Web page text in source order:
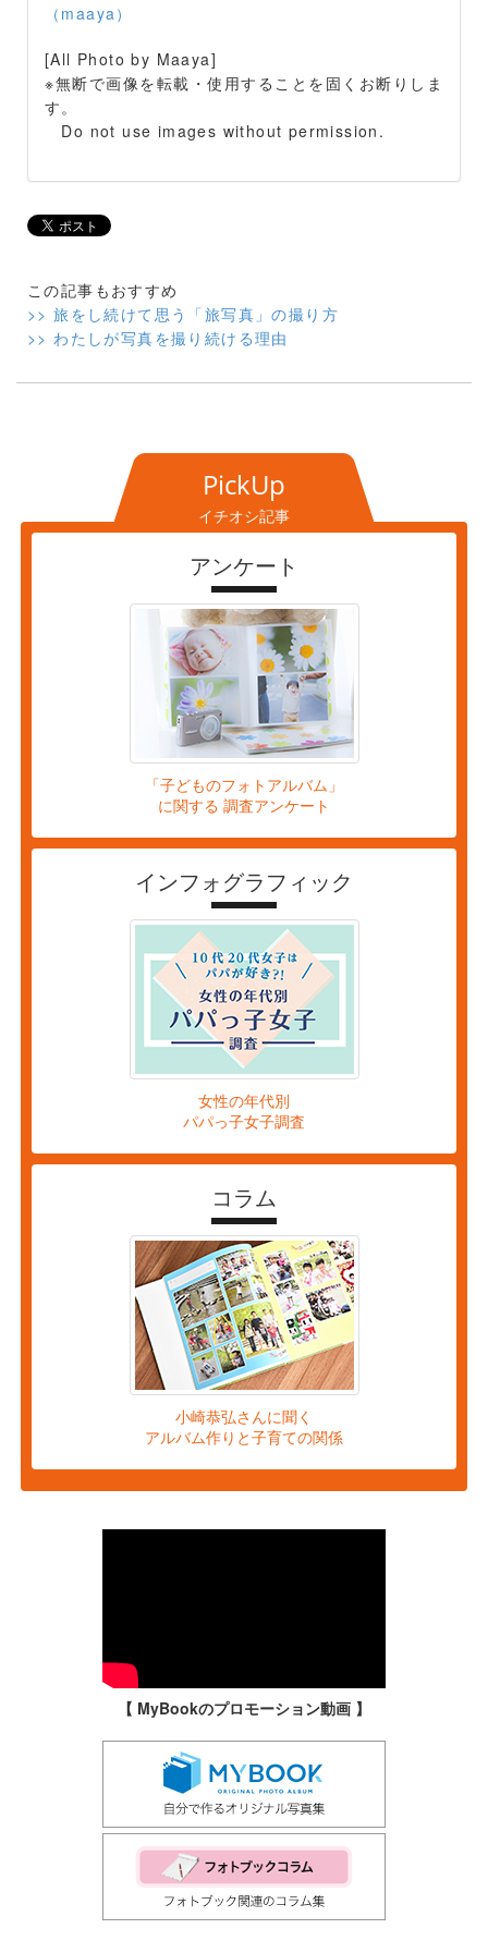
（maaya）
[All Photo by Maaya]
※無断で画像を転載・使用することを固くお断りしま
す。
Do not use images without permission.
この記事もおすすめ
>> 旅をし続けて思う「旅写真」の撮り方
>> わたしが写真を撮り続ける理由
PickUp
イチオシ記事
アンケート
「子どものフォトアルバム」
に関する 調査アンケート
インフォグラフィック
女性の年代別
パパっ子女子調査
コラム
小崎恭弘さんに聞く
アルバム作りと子育ての関係
【 MyBookのプロモーション動画 】